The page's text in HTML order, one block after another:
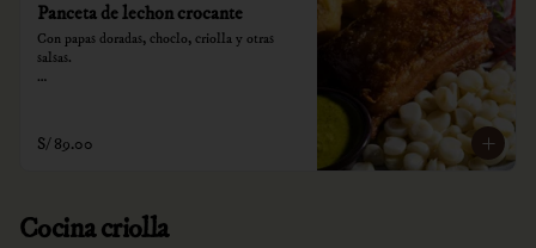
Panceta de lechon crocante
Con papas doradas, choclo, criolla y otras
salsas.
consumo.
S/ 89.00
Cocina criolla